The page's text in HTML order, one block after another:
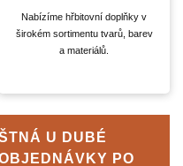
Nabízíme hřbitovní doplňky v
širokém sortimentu tvarů, barev
a materiálů.
U DUBÉ
PO